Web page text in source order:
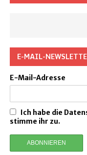
E-MAIL-
E-Mail-Adresse
Ich habe die
stimme ihr zu.